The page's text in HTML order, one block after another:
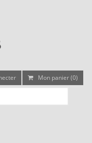
Mon panier (0)